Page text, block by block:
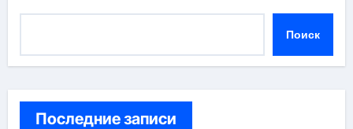
Поиск
Последние записи